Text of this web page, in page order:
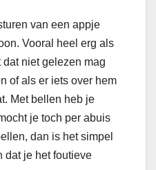
van een appje
Vooral heel erg als
niet gelezen mag
of als er iets over hem
Met bellen heb je
je toch per abuis
dan is het simpel
dat je het foutieve